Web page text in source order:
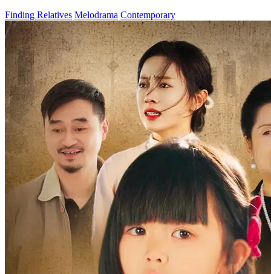
Finding Relatives Melodrama Contemporary